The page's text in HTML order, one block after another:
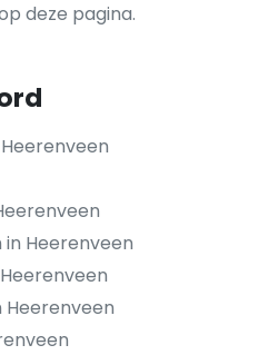
deze pagina.
Heerenveen
Heerenveen